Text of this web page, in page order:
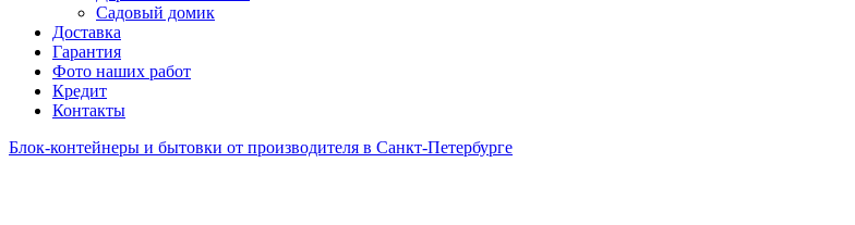
Садовый домик
Доставка
Гарантия
Фото наших работ
Кредит
Контакты
Блок-контейнеры и бытовки от производителя в Санкт-Петербурге